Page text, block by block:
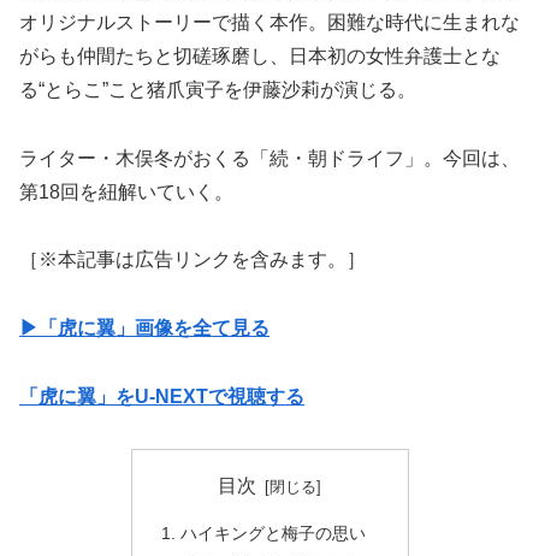
オリジナルストーリーで描く本作。困難な時代に生まれな
がらも仲間たちと切磋琢磨し、日本初の女性弁護士とな
る“とらこ”こと猪爪寅子を伊藤沙莉が演じる。
ライター・木俣冬がおくる「続・朝ドライフ」。今回は、
第18回を紐解いていく。
［※本記事は広告リンクを含みます。］
▶︎「虎に翼」画像を全て見る
「虎に翼」をU-NEXTで視聴する
目次
ハイキングと梅子の思い